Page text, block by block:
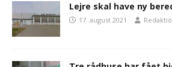
Lejre skal have ny
17. august 2021